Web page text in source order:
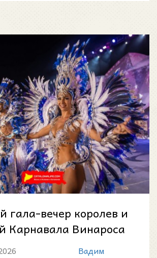
гала-вечер королев и
Карнавала Винароса
ночь фантазии у
Вадим